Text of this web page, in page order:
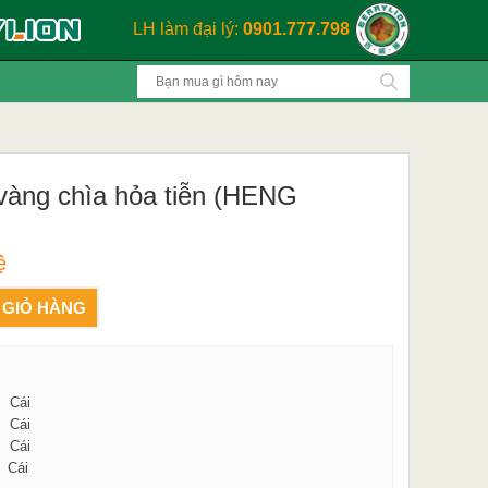
LH làm đại lý: 0901.777.798
chìa hỏa tiễn (HENG
HÀNG
Cái
Cái
Cái